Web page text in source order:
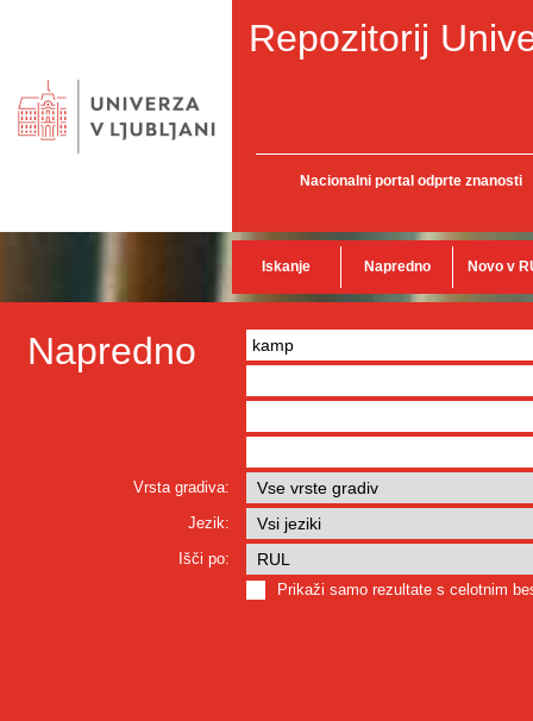
Repozitorij
Nacionalni portal odprte znanosti
Iskanje Napredno Novo v
Napredno
Vrsta gradiva:
Jezik:
Išči po:
Prikaži samo rezultate s celotnim